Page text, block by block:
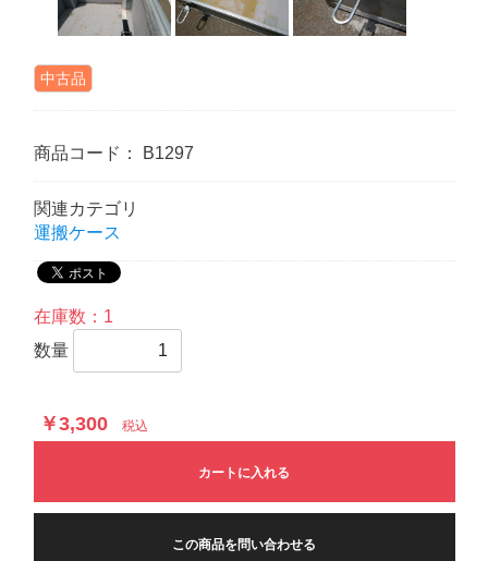
中古品
商品コード： B1297
関連カテゴリ
運搬ケース
在庫数：1
数量
￥3,300 税込
カートに入れる
この商品を問い合わせる